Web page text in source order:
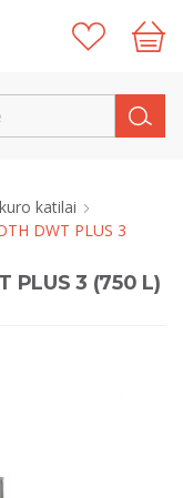
katilai
DWT PLUS 3
PLUS 3 (750 L)